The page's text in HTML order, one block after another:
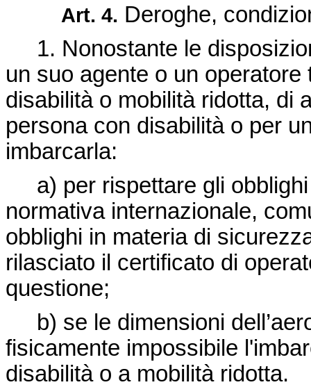
Art. 4. Deroghe,
1. Nonostante le
un suo agente o un
disabilità o mobilità ridotta, di
persona con disabilità o per
imbarcarla:
a) per rispettare gli obblighi
normativa internazionale,
obblighi in materia di
rilasciato il certificato di
questione;
b) se le dimensioni
fisicamente impossibile
disabilità o a mobilità ridotta.